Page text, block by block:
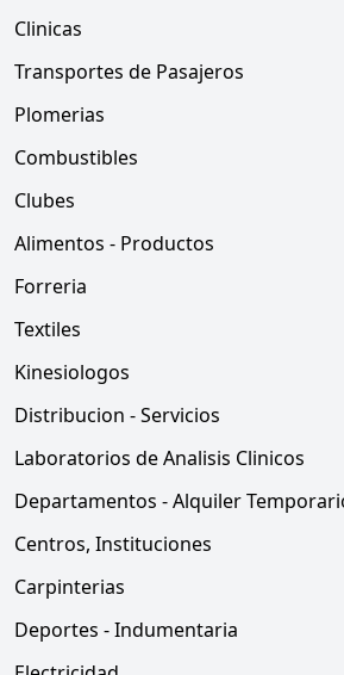
Clinicas
Transportes de Pasajeros
Plomerias
Combustibles
Clubes
Alimentos - Productos
Forreria
Textiles
Kinesiologos
Distribucion - Servicios
Laboratorios de Analisis Clinicos
Departamentos - Alquiler
Centros, Instituciones
Carpinterias
Deportes - Indumentaria